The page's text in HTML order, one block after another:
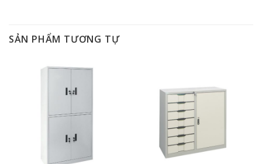
SẢN PHẨM TƯƠNG TỰ